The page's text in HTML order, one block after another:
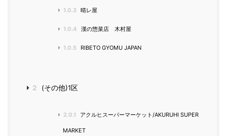
1.0.3 晴レ屋
1.0.4 漢の惣菜店 木村屋
1.0.5 RIBETO GYOMU JAPAN
2 (その他)1区
2.0.1 アクルヒスーパーマーケット/AKURUHI SUPER
MARKET